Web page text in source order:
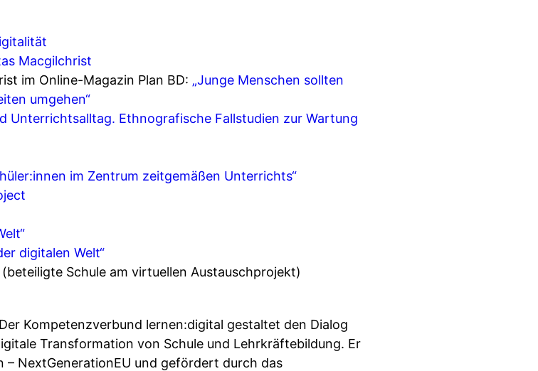
Macgilchrist
im Online-Magazin Plan BD: „Junge Menschen sollten
umgehen“
Unterrichtsalltag. Ethnografische Fallstudien zur Wartung
im Zentrum zeitgemäßen Unterrichts“
digitalen Welt“
(beteiligte Schule am virtuellen Austauschprojekt)
Kompetenzverbund lernen:digital gestaltet den Dialog
Transformation von Schule und Lehrkräftebildung. Er
NextGenerationEU und gefördert durch das